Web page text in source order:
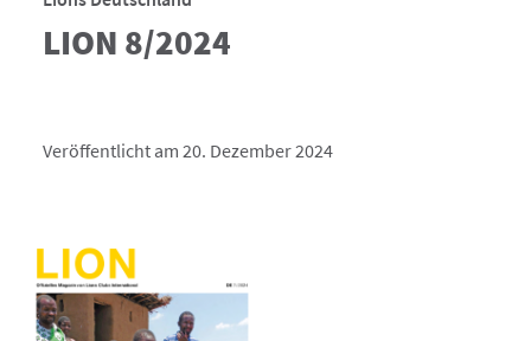
LION 8/2024
Veröffentlicht am 20. Dezember 2024